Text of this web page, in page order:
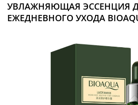
УВЛАЖНЯЮЩАЯ ЭССЕНЦИЯ
ЕЖЕДНЕВНОГО УХОДА